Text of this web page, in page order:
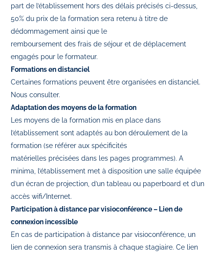
part de l’établissement hors des délais précisés ci-dessus,
50% du prix de la formation sera retenu à titre de
dédommagement ainsi que le
remboursement des frais de séjour et de déplacement
engagés pour le formateur.
Formations en distanciel
Certaines formations peuvent être organisées en distanciel.
Nous consulter.
Adaptation des moyens de la formation
Les moyens de la formation mis en place dans
l’établissement sont adaptés au bon déroulement de la
formation (se référer aux spécificités
matérielles précisées dans les pages programmes). A
minima, l’établissement met à disposition une salle équipée
d’un écran de projection, d’un tableau ou paperboard et d’un
accès wifi/Internet.
Participation à distance par visioconférence – Lien de
connexion incessible
En cas de participation à distance par visioconférence, un
lien de connexion sera transmis à chaque stagiaire. Ce lien